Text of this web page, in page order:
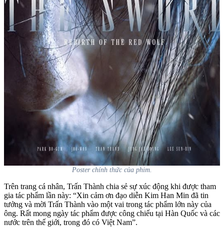
Poster chính thức của phim.
Trên trang cá nhân, Trấn Thành chia sẻ sự xúc động khi được tham
gia tác phẩm lần này: “Xin cảm ơn đạo diễn Kim Han Min đã tin
tưởng và mời Trấn Thành vào một vai trong tác phẩm lớn này của
ông. Rất mong ngày tác phẩm được công chiếu tại Hàn Quốc và các
nước trên thế giới, trong đó có Việt Nam”.